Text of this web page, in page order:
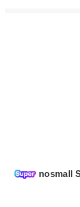
nosmall